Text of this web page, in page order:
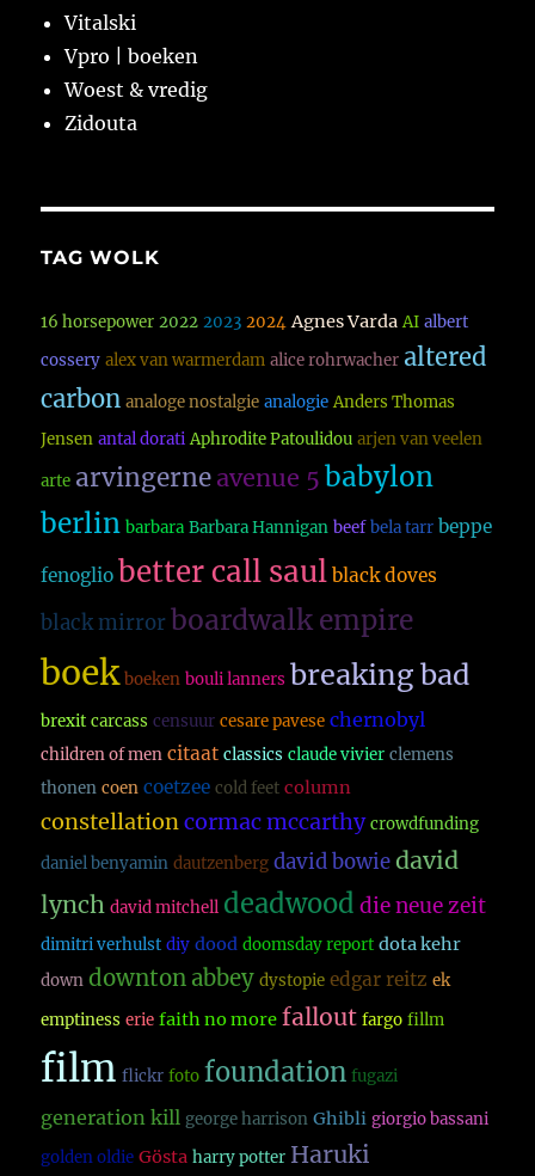
Vitalski
Vpro | boeken
Woest & vredig
Zidouta
TAG WOLK
16 horsepower 2022 2023 2024 Agnes Varda AI albert
cossery alex van warmerdam alice rohrwacher altered
carbon analoge nostalgie analogie Anders Thomas
Jensen antal dorati Aphrodite Patoulidou arjen van veelen
arte arvingerne avenue 5 babylon
berlin barbara Barbara Hannigan beef bela tarr beppe
fenoglio better call saul black doves
black mirror boardwalk empire
boek boeken bouli lanners breaking bad
brexit carcass censuur cesare pavese chernobyl
children of men citaat classics claude vivier clemens
thonen coen coetzee cold feet column
constellationcormac mccarthy crowdfunding
daniel benyamin dautzenberg david bowie david
lynch david mitchell deadwood die neue zeit
dimitri verhulst diy dood doomsday report dota kehr
down downton abbey dystopie edgar reitz ek
emptiness erie faith no more fallout fargo fillm
film flickr foto foundation fugazi
generation kill george harrison Ghibli giorgio bassani
golden oldie Gösta harry potter Haruki